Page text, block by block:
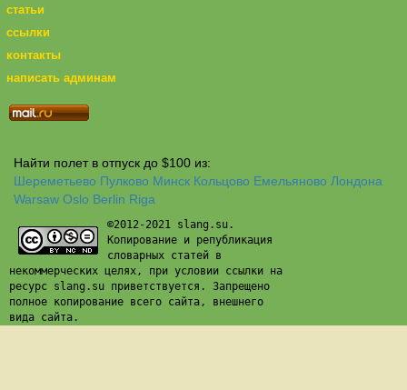
статьи
ссылки
контакты
написать админам
Найти полет в отпуск до $100 из:
Шереметьево Пулково Минск Кольцово Емельяново Лондона
Warsaw Oslo Berlin Riga
©2012-2021 slang.su.
Копирование и републикация
словарных статей в
некоммерческих целях, при условии ссылки на
ресурс slang.su приветствуется. Запрещено
полное копирование всего сайта, внешнего
вида сайта.